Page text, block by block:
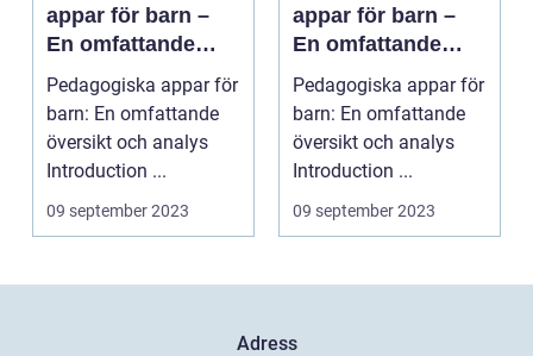
appar för barn –
En omfattande
översikt och
analys
Pedagogiska appar för
barn: En omfattande
översikt och analys
Introduction ...
09 september 2023
appar för barn –
En omfattande
översikt och
analys
Pedagogiska appar för
barn: En omfattande
översikt och analys
Introduction ...
09 september 2023
Adress